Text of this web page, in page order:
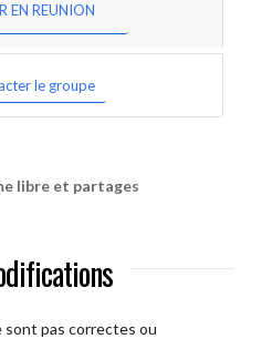
EN REUNION
le groupe
libre et partages
sont pas correctes ou